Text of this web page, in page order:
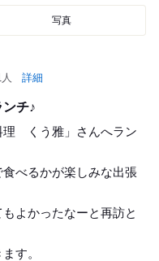
写真
詳細
チ♪
理 くう雅」さんへラン
べるかが楽しみな出張
よかったなーと再訪と
す。